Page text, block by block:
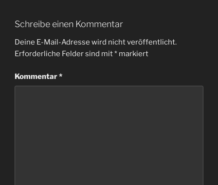
Schreibe einen Kommentar
Deine E-Mail-Adresse wird nicht veröffentlicht.
Erforderliche Felder sind mit* markiert
Kommentar*